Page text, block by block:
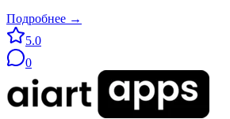
Подробнее →
5.0
0